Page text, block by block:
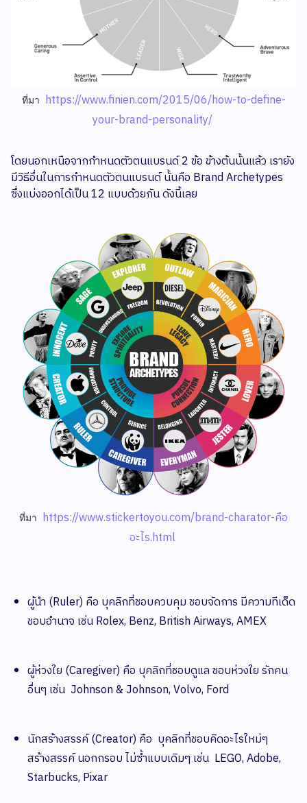
ที่มา https://www.finien.com/2015/06/how-to-define-
your-brand-personality/
โดยนอกเหนือจากกำหนดตัวตนแบรนด์ 2 ข้อ ข้างต้นนั้นแล้ว เรายัง
มีวิธีอื่นในการกำหนดตัวตนแบรนด์ นั้นคือ Brand Archetypes
ซึ่งแบ่งออกได้เป็น 12 แบบด้วยกัน ดังนี้เลย
ที่มา https://www.stickertoyou.com/brand-charator-คือ
อะไร.html
ผู้นำ (Ruler) คือ บุคลิกที่ชอบควบคุม ชอบจัดการ มีความทีเด็ด
ชอบอำนาจ เช่น Rolex, Benz, British Airways, AMEX
ผู้ห่วงใย (Caregiver) คือ บุคลิกที่ชอบดูแล ชอบห่วงใย รักคน
อื่นๆ เช่น Johnson & Johnson, Volvo, Ford
นักสร้างสรรค์ (Creator) คือ บุคลิกที่ชอบคิดอะไรใหม่ๆ
สร้างสรรค์ นอกกรอบ ไม่ซ้ำแบบเดิมๆ เช่น LEGO, Adobe,
Starbucks, Pixar